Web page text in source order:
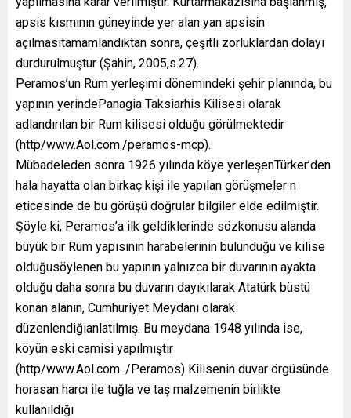
apsis kısmının güneyinde yer alan yan apsisin
açılmasıtamamlandıktan sonra, çeşitli zorluklardan dolayı
durdurulmuştur (Şahin, 2005,s.27).
Peramos’un Rum yerleşimi dönemindeki şehir planında, bu
yapının yerindePanagia Taksiarhis Kilisesi olarak
adlandırılan bir Rum kilisesi olduğu görülmektedir
(http/www.Aol.com./peramos-mcp).
Mübadeleden sonra 1926 yılında köye yerleşenTürker’den
hala hayatta olan birkaç kişi ile yapılan görüşmeler n
eticesinde de bu görüşü doğrular bilgiler elde edilmiştir.
Şöyle ki, Peramos’a ilk geldiklerinde sözkonusu alanda
büyük bir Rum yapısının harabelerinin bulunduğu ve kilise
olduğusöylenen bu yapının yalnızca bir duvarının ayakta
olduğu daha sonra bu duvarın dayıkılarak Atatürk büstü
konan alanın, Cumhuriyet Meydanı olarak
düzenlendiğianlatılmış. Bu meydana 1948 yılında ise,
köyün eski camisi yapılmıştır
(http/www.Aol.com. /Peramos) Kilisenin duvar örgüsünde
horasan harcı ile tuğla ve taş malzemenin birlikte
kullanıldığı